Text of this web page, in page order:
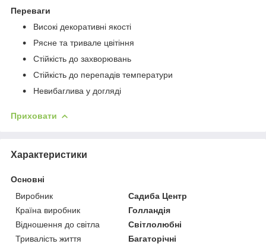
Переваги
Високі декоративні якості
Рясне та тривале цвітіння
Стійкість до захворювань
Стійкість до перепадів температури
Невибаглива у догляді
Приховати
Характеристики
Основні
Виробник
Садиба Центр
Країна виробник
Голландія
Відношення до світла
Світлолюбні
Тривалість життя
Багаторічні